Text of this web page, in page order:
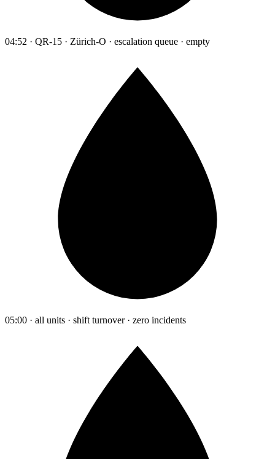
04:52 · QR-15 · Zürich-O · escalation queue · empty
05:00 · all units · shift turnover · zero incidents